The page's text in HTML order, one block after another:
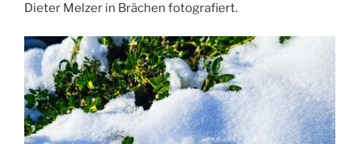
Dieter Melzer in Brächen fotografiert.